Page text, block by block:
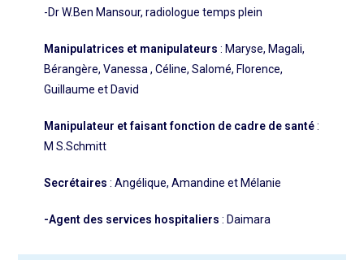
-Dr W.Ben Mansour, radiologue temps plein
Manipulatrices et manipulateurs : Maryse, Magali,
Bérangère, Vanessa , Céline, Salomé, Florence,
Guillaume et David
Manipulateur et faisant fonction de cadre de santé:
M S.Schmitt
Secrétaires : Angélique, Amandine et Mélanie
-Agent des services hospitaliers : Daimara